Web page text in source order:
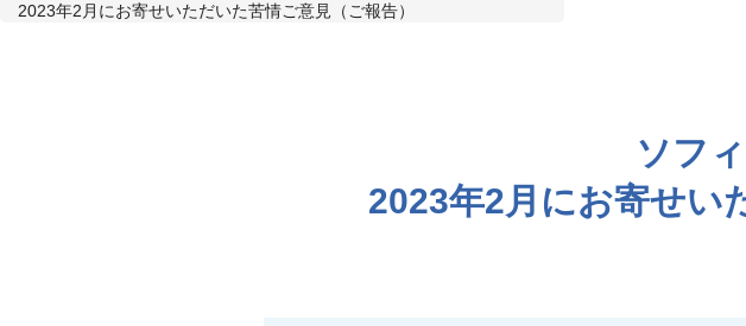
2023年2月にお寄せいただいた苦情ご意見（ご報告）
ソフ
2023年2月にお寄せい